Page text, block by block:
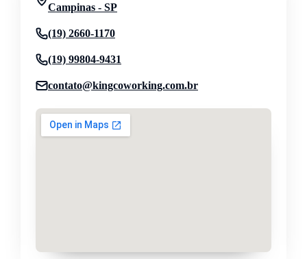
Campinas - SP
(19) 2660-1170
(19) 99804-9431
contato@kingcoworking.com.br